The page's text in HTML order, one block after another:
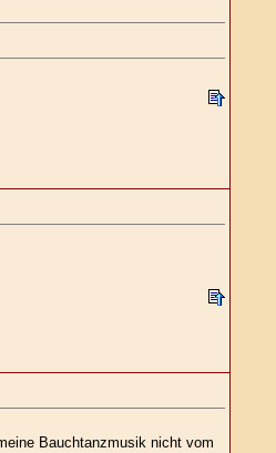
Bauchtanzmusik nicht vom